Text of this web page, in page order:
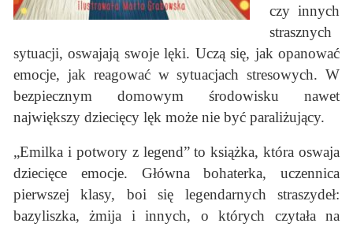
czy innych
strasznych
sytuacji, oswajają swoje lęki. Uczą się, jak opanować
emocje, jak reagować w sytuacjach stresowych. W
bezpiecznym domowym środowisku nawet
największy dziecięcy lęk może nie być paraliżujący.
„Emilka i potwory z legend” to książka, która oswaja
dziecięce emocje. Główna bohaterka, uczennica
pierwszej klasy, boi się legendarnych straszydeł:
bazyliszka, żmija i innych, o których czytała na